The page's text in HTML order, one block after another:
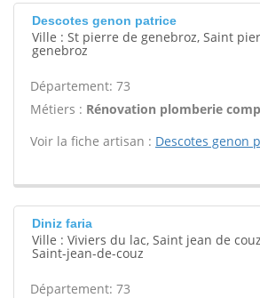
Descotes genon patrice
Ville : St pierre de genebroz, Saint
genebroz
Département: 73
Métiers : Rénovation plomberie
Voir la fiche artisan : Descotes genon
Diniz faria
Ville : Viviers du lac, Saint jean de
Saint-jean-de-couz
Département: 73